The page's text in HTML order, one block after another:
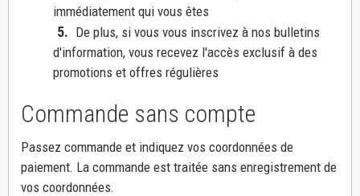
immédiatement qui vous êtes
5. De plus, si vous vous inscrivez à nos bulletins
d'information, vous recevez l'accès exclusif à des
promotions et offres régulières
Commande sans compte
Passez commande et indiquez vos coordonnées de
paiement. La commande est traitée sans enregistrement de
vos coordonnées.